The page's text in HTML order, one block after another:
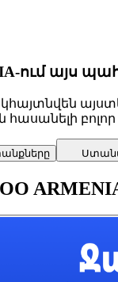
ում այս
հասանելի